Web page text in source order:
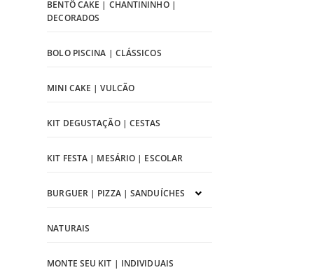
BENTÔ CAKE | CHANTININHO |
DECORADOS
BOLO PISCINA | CLÁSSICOS
MINI CAKE | VULCÃO
KIT DEGUSTAÇÃO | CESTAS
KIT FESTA | MESÁRIO | ESCOLAR
BURGUER | PIZZA | SANDUÍCHES
NATURAIS
MONTE SEU KIT | INDIVIDUAIS